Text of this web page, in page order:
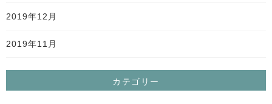
2019年12月
2019年11月
カテゴリー